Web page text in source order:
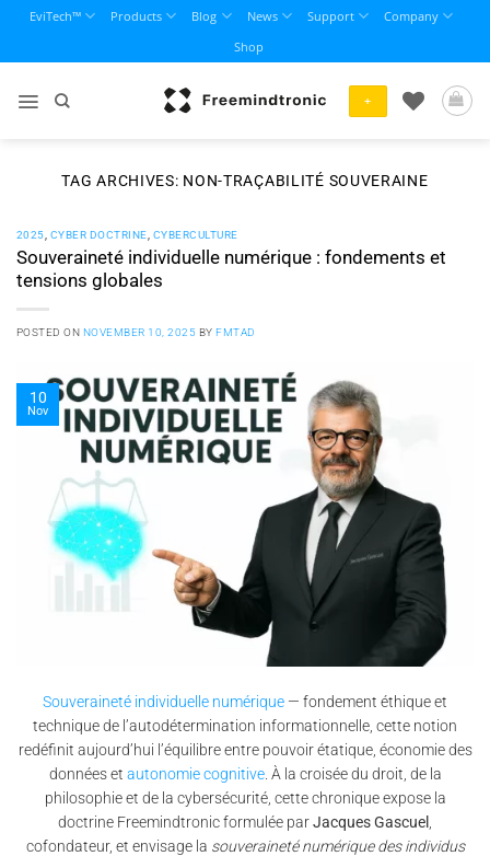
content
EviTech™ Products Blog News Support
Company
Shop
+
TAG ARCHIVES: NON-TRAÇABILITÉ SOUVERAINE
2025 CYBER DOCTRINE CYBERCULTURE
Souveraineté individuelle numérique : fondements et
tensions globales
POSTED ON NOVEMBER 10, 2025 BYFMTAD
10
Nov
Souveraineté individuelle numérique — fondement éthique et
technique de l’autodétermination informationnelle, cette notion
redéfinit aujourd’hui l’équilibre entre pouvoir étatique, économie des
données et autonomie cognitive. À la croisée du droit, de la
philosophie et de la cybersécurité, cette chronique expose la
doctrine Freemindtronic formulée parJacques Gascuel
cofondateur, et envisage la souveraineté numérique des individus